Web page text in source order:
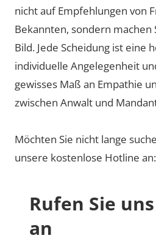
nicht auf Empfehlungen von
Bekannten, sondern machen
Bild. Jede Scheidung ist eine
individuelle Angelegenheit
gewisses Maß an Empathie
zwischen Anwalt und
Möchten Sie nicht lange
unsere kostenlose Hotline an:
Rufen Sie
an